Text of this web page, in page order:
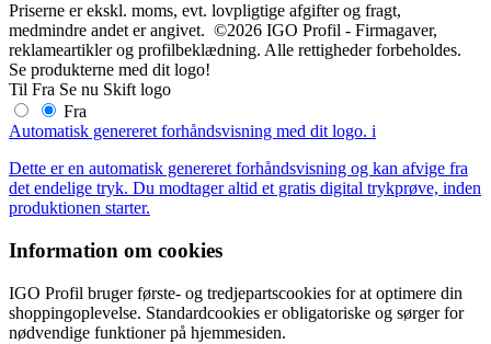
Priserne er ekskl. moms, evt. lovpligtige afgifter og fragt,
medmindre andet er angivet. ©2026 IGO Profil - Firmagaver,
reklameartikler og profilbeklædning. Alle rettigheder forbeholdes.
Se produkterne med dit logo!
Til Fra Se nu Skift logo
Fra
Automatisk genereret forhåndsvisning med dit logo. i
Dette er en automatisk genereret forhåndsvisning og kan afvige fra
det endelige tryk. Du modtager altid et gratis digital trykprøve, inden
produktionen starter.
Information om cookies
IGO Profil bruger første- og tredjepartscookies for at optimere din
shoppingoplevelse. Standardcookies er obligatoriske og sørger for
nødvendige funktioner på hjemmesiden.